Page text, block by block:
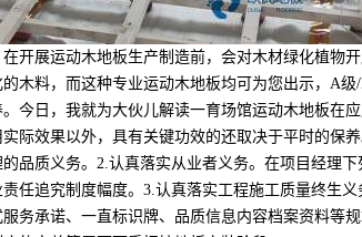
展运动木地板生产制造前，会对木材绿化植物开
木料，而这种专业运动木地板均可为您出示，A
今日，我就为大伙儿解读一育场馆运动木地板在
际效果以外，具有关键功效的还取决于平时的保
质义务。2.认真落实从业者义务。在项目经理
任追究制度幅度。3.认真落实工程施工质量终生
务承诺、一直标识牌、品质信息内容档案资料等